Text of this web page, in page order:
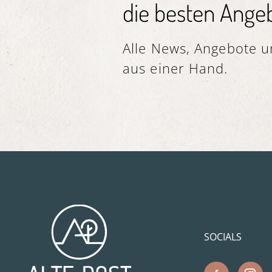
die besten
Alle News, Angebote
aus einer Hand.
SOCIALS